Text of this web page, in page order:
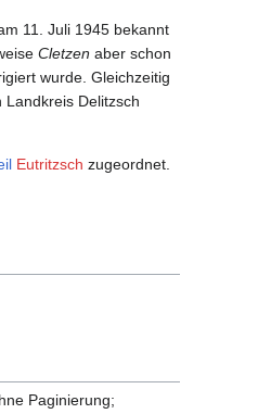
11. Juli 1945 bekannt
Cletzen aber schon
wurde. Gleichzeitig
Delitzsch
Eutritzsch zugeordnet.
Paginierung;